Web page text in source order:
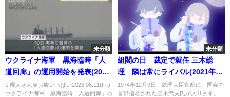
未分類
ウクライナ海軍 黒海臨時「人
道回廊」の運用開始を発表(2023
年8月10日)
1:廃人さん＠お腹いっぱい2023.08.11(Fri)
ウクライナ海軍 黒海臨時「人道回廊」の
未分類
組閣の日 裁定で就任 三木総
理 隣は常にライバル(2021年12
月10日)
1974年12月9日、総理大臣官邸に、国会で
首班指名された三木武夫氏が入ります。